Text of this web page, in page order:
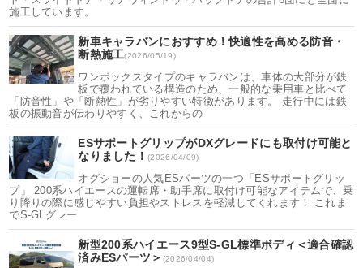
施工しています。
新車キャラバンにおすすめ！快適性を高める防音・
断熱施工(2026/05/19)
ワンボックスタイプのキャラバンは、車体の大部分が鉄
板で覆われている構造のため、一般的な乗用車と比べて
「防音性」や「断熱性」が劣りやすい特徴があります。 走行中には鉄
板の振動音が伝わりやすく、これからの
ESサポートグリップがDXグレードにも取付け可能と
なりました！(2026/04/09)
オグショーの人気ESパーツの一つ「ESサポートグリッ
プ」 200系ハイエースの運転席・助手席に取付け可能なアイテムで、乗
り降りの際に感じやすい負担やストレスを軽減してくれます！ これま
でS-GLグレー
新型200系ハイエース9型S-GL標準ボディ＜適合確認
済みESパーツ＞ (2026/04/04)